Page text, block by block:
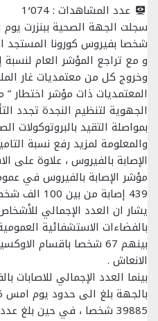
عدد المشاهدات :1٬074
شخصا بفيروس كورونا المستجد اثر
وخروج كل من معتمديات غار
المعتمديات ذات مؤشر اختطار ”
الجهوية لتنظيم النجدة تجدد
بمواصلة التقيد بالبروتوكولات
والمعلومة لمزيد رفع نسبة
الإصابة بالفيروس ، علاوة على
مؤشر الإصابة بالفيروس في
439 إصابة من بين 100 الف شخص .
يشار ان العدد الإجمالي
الانعاش .
بينما العدد الإجمالي للاصابات
39885 شخصا ، في حين بلغ عدد الوفيات 1290 شخصا .